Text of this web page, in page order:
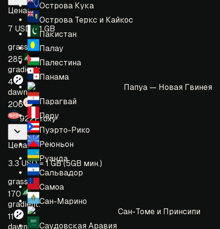
Острова Кука
Острова Теркс и Кайкос
Пакистан
Палау
Палестина
Панама
Папуа — Новая Гвинея
Парагвай
Перу
Пуэрто-Рико
Реюньон
Руанда
Сальвадор
Самоа
Сан-Марино
Сан-Томе и Принсипи
Саудовская Аравия
Цена:
7 USD = 1 GB
grass:
285
gradient:
4
dawn:
206
922Proxy
Цена:
3.3 USD = 1 GB (5GB мин.)
grass:
170
gradient:
11
dawn: